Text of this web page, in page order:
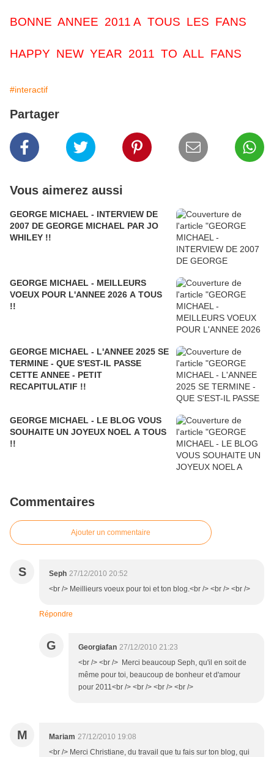
BONNE ANNEE 2011 A TOUS LES FANS
HAPPY NEW YEAR 2011 TO ALL FANS
#interactif
Partager
Vous aimerez aussi
GEORGE MICHAEL - INTERVIEW DE
2007 DE GEORGE MICHAEL PAR JO
WHILEY !!
GEORGE MICHAEL - MEILLEURS
VOEUX POUR L'ANNEE 2026 A TOUS
!!
GEORGE MICHAEL - L'ANNEE 2025 SE
TERMINE - QUE S'EST-IL PASSE
CETTE ANNEE - PETIT
RECAPITULATIF !!
GEORGE MICHAEL - LE BLOG VOUS
SOUHAITE UN JOYEUX NOEL A TOUS
!!
Commentaires
Ajouter un commentaire
S Seph 27/12/2010 20:52
<br /> Meillieurs voeux pour toi et ton blog.<br /> <br /> <br />
Répondre
G Georgiafan 27/12/2010 21:23
<br /> <br /> Merci beaucoup Seph, qu'il en soit de
même pour toi, beaucoup de bonheur et d'amour
pour 2011<br /> <br /> <br /> <br />
M Mariam 27/12/2010 19:08
<br /> Merci Christiane, du travail que tu fais sur ton blog, qui